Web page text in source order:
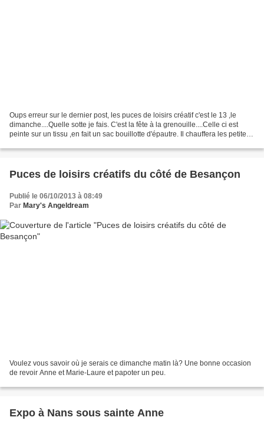
Oups erreur sur le dernier post, les puces de loisirs créatif c'est le 13 ,le
dimanche....Quelle sotte je fais. C'est la fête à la grenouille....Celle ci est
peinte sur un tissu ,en fait un sac bouillotte d'épautre. Il chauffera les petites
Puces de loisirs créatifs du côté de Besançon
Publié le 06/10/2013 à 08:49
Par Mary's Angeldream
Voulez vous savoir où je serais ce dimanche matin là? Une bonne occasion
de revoir Anne et Marie-Laure et papoter un peu.
Expo à Nans sous sainte Anne